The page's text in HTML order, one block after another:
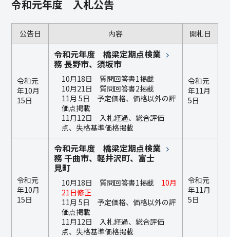
令和元年度 入札公告
公告日 内容 開札日
令和元
年10月
15日
令和元年度 橋梁定期点検業
務 長野市、須坂市
10月18日 質問回答書1掲載
10月21日 質問回答書2掲載
11月 5日 予定価格、価格以外の評
価点掲載
11月12日 入札経過、総合評価
点、失格基準価格掲載
令和元
年11月
5日
令和元
年10月
15日
令和元年度 橋梁定期点検業
務 千曲市、軽井沢町、富士
見町
10月18日 質問回答書1掲載 10月
21日修正
11月 5日 予定価格、価格以外の評
価点掲載
11月12日 入札経過、総合評価
点、失格基準価格掲載
令和元
年11月
5日